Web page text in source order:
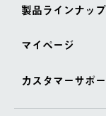
製品ラインナップ
マイページ
カスタマーサポ